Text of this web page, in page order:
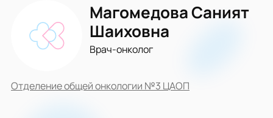
Магомедова Саният
Шаиховна
Врач-онколог
Отделение общей онкологии №3 ЦАОП